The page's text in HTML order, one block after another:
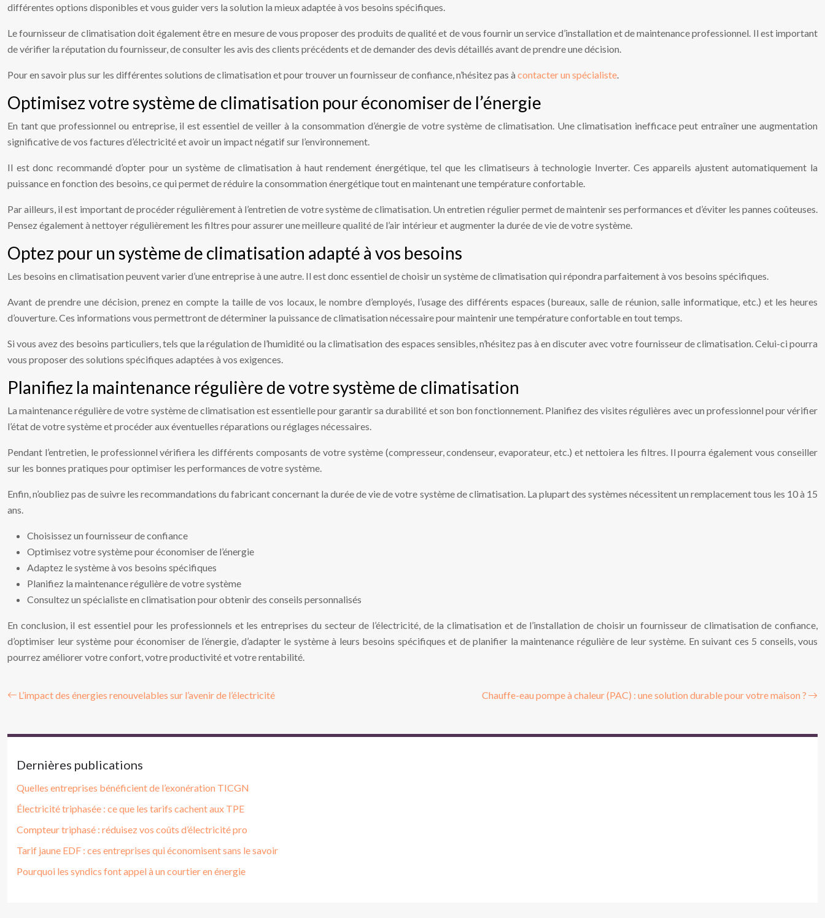
différentes options disponibles et vous guider vers la solution la mieux adaptée à vos besoins spécifiques.
Le fournisseur de climatisation doit également être en mesure de vous proposer des produits de qualité et de vous fournir un service d’installation et de maintenance professionnel. Il est important
de vérifier la réputation du fournisseur, de consulter les avis des clients précédents et de demander des devis détaillés avant de prendre une décision.
Pour en savoir plus sur les différentes solutions de climatisation et pour trouver un fournisseur de confiance, n’hésitez pas à contacter un spécialiste.
Optimisez votre système de climatisation pour économiser de l’énergie
En tant que professionnel ou entreprise, il est essentiel de veiller à la consommation d’énergie de votre système de climatisation. Une climatisation inefficace peut entraîner une augmentation
significative de vos factures d’électricité et avoir un impact négatif sur l’environnement.
Il est donc recommandé d’opter pour un système de climatisation à haut rendement énergétique, tel que les climatiseurs à technologie Inverter. Ces appareils ajustent automatiquement la
puissance en fonction des besoins, ce qui permet de réduire la consommation énergétique tout en maintenant une température confortable.
Par ailleurs, il est important de procéder régulièrement à l’entretien de votre système de climatisation. Un entretien régulier permet de maintenir ses performances et d’éviter les pannes coûteuses.
Pensez également à nettoyer régulièrement les filtres pour assurer une meilleure qualité de l’air intérieur et augmenter la durée de vie de votre système.
Optez pour un système de climatisation adapté à vos besoins
Les besoins en climatisation peuvent varier d’une entreprise à une autre. Il est donc essentiel de choisir un système de climatisation qui répondra parfaitement à vos besoins spécifiques.
Avant de prendre une décision, prenez en compte la taille de vos locaux, le nombre d’employés, l’usage des différents espaces (bureaux, salle de réunion, salle informatique, etc.) et les heures
d’ouverture. Ces informations vous permettront de déterminer la puissance de climatisation nécessaire pour maintenir une température confortable en tout temps.
Si vous avez des besoins particuliers, tels que la régulation de l’humidité ou la climatisation des espaces sensibles, n’hésitez pas à en discuter avec votre fournisseur de climatisation. Celui-ci pourra
vous proposer des solutions spécifiques adaptées à vos exigences.
Planifiez la maintenance régulière de votre système de climatisation
La maintenance régulière de votre système de climatisation est essentielle pour garantir sa durabilité et son bon fonctionnement. Planifiez des visites régulières avec un professionnel pour vérifier
l’état de votre système et procéder aux éventuelles réparations ou réglages nécessaires.
Pendant l’entretien, le professionnel vérifiera les différents composants de votre système (compresseur, condenseur, evaporateur, etc.) et nettoiera les filtres. Il pourra également vous conseiller
sur les bonnes pratiques pour optimiser les performances de votre système.
Enfin, n’oubliez pas de suivre les recommandations du fabricant concernant la durée de vie de votre système de climatisation. La plupart des systèmes nécessitent un remplacement tous les 10 à 15
ans.
Choisissez un fournisseur de confiance
Optimisez votre système pour économiser de l’énergie
Adaptez le système à vos besoins spécifiques
Planifiez la maintenance régulière de votre système
Consultez un spécialiste en climatisation pour obtenir des conseils personnalisés
En conclusion, il est essentiel pour les professionnels et les entreprises du secteur de l’électricité, de la climatisation et de l’installation de choisir un fournisseur de climatisation de confiance,
d’optimiser leur système pour économiser de l’énergie, d’adapter le système à leurs besoins spécifiques et de planifier la maintenance régulière de leur système. En suivant ces 5 conseils, vous
pourrez améliorer votre confort, votre productivité et votre rentabilité.
L’impact des énergies renouvelables sur l’avenir de l’électricité Chauffe-eau pompe à chaleur (PAC) : une solution durable pour votre maison ?
Dernières publications
Quelles entreprises bénéficient de l’exonération TICGN
Électricité triphasée : ce que les tarifs cachent aux TPE
Compteur triphasé : réduisez vos coûts d’électricité pro
Tarif jaune EDF : ces entreprises qui économisent sans le savoir
Pourquoi les syndics font appel à un courtier en énergie